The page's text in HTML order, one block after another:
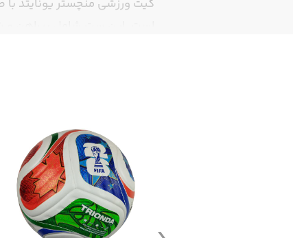
کیت ورزشی منچستر یونایتد با
است. این ست شامل پیراهن و
جدول سایز کیت